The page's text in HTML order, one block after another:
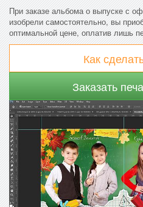
При заказе альбома о выпуске с
изобрели самостоятельно, вы
оптимальной цене, оплатив лишь
Как
Заказать